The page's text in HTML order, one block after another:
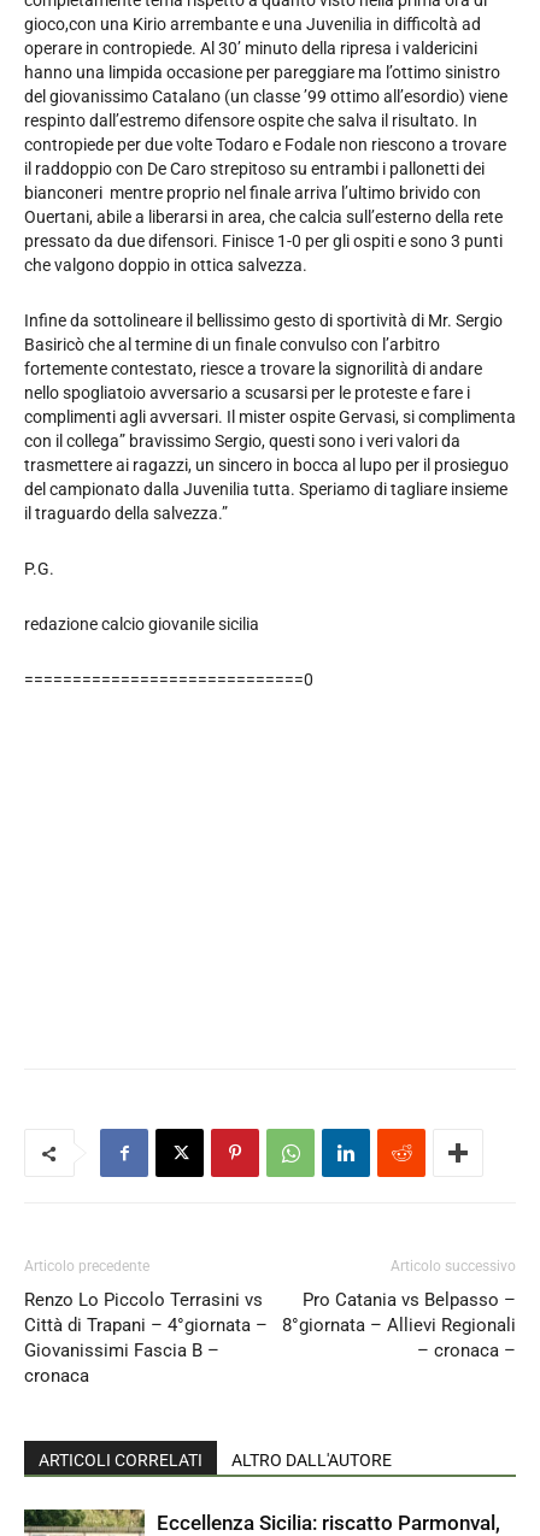
gioco,con una Kirio arrembante e una Juvenilia in difficoltà ad
operare in contropiede. Al 30’ minuto della ripresa i valdericini
hanno una limpida occasione per pareggiare ma l’ottimo sinistro
del giovanissimo Catalano (un classe ’99 ottimo all’esordio) viene
respinto dall’estremo difensore ospite che salva il risultato. In
contropiede per due volte Todaro e Fodale non riescono a trovare
il raddoppio con De Caro strepitoso su entrambi i pallonetti dei
bianconeri mentre proprio nel finale arriva l’ultimo brivido con
Ouertani, abile a liberarsi in area, che calcia sull’esterno della rete
pressato da due difensori. Finisce 1-0 per gli ospiti e sono 3 punti
che valgono doppio in ottica salvezza.
Infine da sottolineare il bellissimo gesto di sportività di Mr. Sergio
Basiricò che al termine di un finale convulso con l’arbitro
fortemente contestato, riesce a trovare la signorilità di andare
nello spogliatoio avversario a scusarsi per le proteste e fare i
complimenti agli avversari. Il mister ospite Gervasi, si complimenta
con il collega” bravissimo Sergio, questi sono i veri valori da
trasmettere ai ragazzi, un sincero in bocca al lupo per il prosieguo
del campionato dalla Juvenilia tutta. Speriamo di tagliare insieme
il traguardo della salvezza.”
P.G.
redazione calcio giovanile sicilia
=============================0
Articolo precedente
Renzo Lo Piccolo Terrasini vs
Città di Trapani – 4°giornata –
Giovanissimi Fascia B –
cronaca
Articolo successivo
Pro Catania vs Belpasso –
8°giornata – Allievi Regionali
– cronaca –
ARTICOLI CORRELATI ALTRO DALL'AUTORE
Eccellenza Sicilia: riscatto Parmonval,